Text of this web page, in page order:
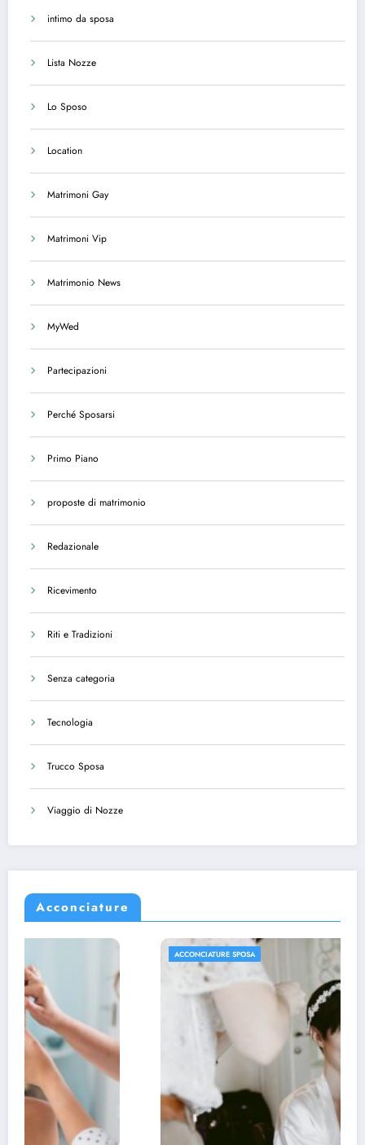
intimo da sposa
Lista Nozze
Lo Sposo
Location
Matrimoni Gay
Matrimoni Vip
Matrimonio News
MyWed
Partecipazioni
Perché Sposarsi
Primo Piano
proposte di matrimonio
Redazionale
Ricevimento
Riti e Tradizioni
Senza categoria
Tecnologia
Trucco Sposa
Viaggio di Nozze
Acconciature